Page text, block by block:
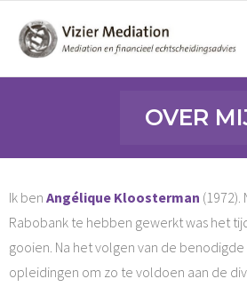
Financieel advies
Tarieven
OVER
Ik ben Angélique Kloosterman (1972).
Rabobank te hebben gewerkt was het
gooien. Na het volgen van de
opleidingen om zo te voldoen aan de